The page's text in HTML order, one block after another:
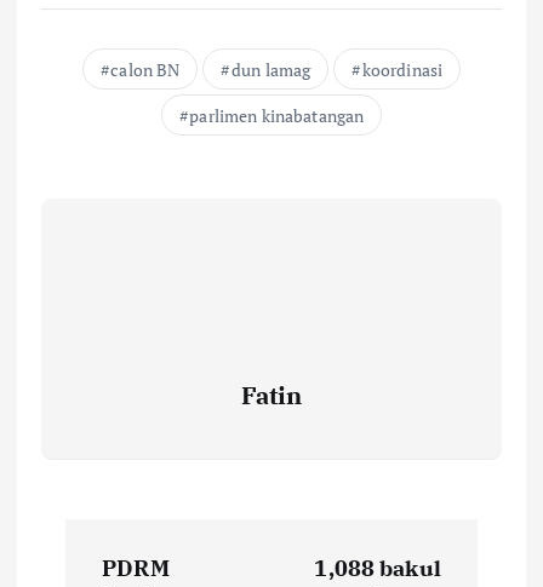
calon BN dun lamag
koordinasi
parlimen kinabatangan
Fatin
PDRM
1,088 bakul